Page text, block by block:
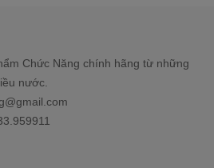
Chức Năng chính hãng từ những
nước.